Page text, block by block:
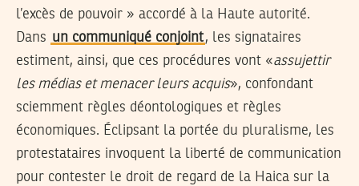
l’excès de pouvoir » accordé à la Haute autorité.
Dans un communiqué conjoint, les signataires
estiment, ainsi, que ces procédures vont «assujettir
les médias et menacer leurs acquis», confondant
sciemment règles déontologiques et règles
économiques. Éclipsant la portée du pluralisme, les
protestataires invoquent la liberté de communication
pour contester le droit de regard de la Haica sur la